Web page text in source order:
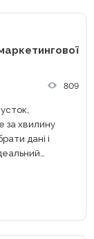
809
за хвилину
дані і